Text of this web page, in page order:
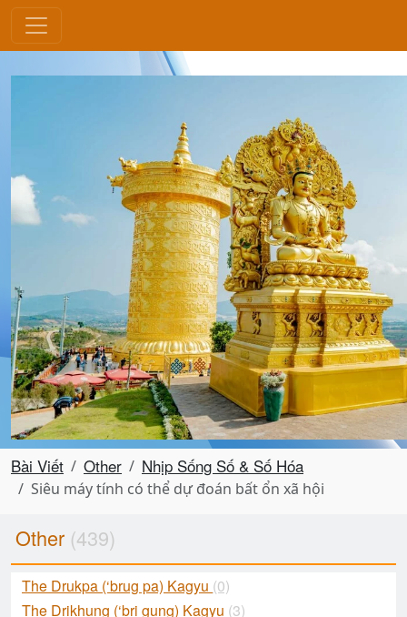
Bài Viết Other Nhịp Sống Số & Số Hóa
Siêu máy tính có thể dự đoán bất ổn xã hội
Other (439)
The Drukpa (‘brug pa) Kagyu (0)
The Drikhung (‘bri gung) Kagyu (3)